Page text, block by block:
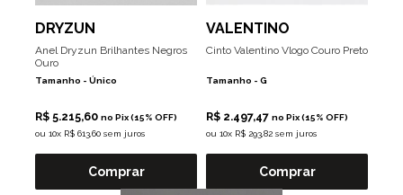
DRYZUN
Anel Dryzun Brilhantes Negros
Ouro
Tamanho - Único
R$ 5.215,60 no Pix (15% OFF)
ou 10x R$ 613,60 sem juros
Comprar
VALENTINO
Cinto Valentino Vlogo Couro Preto
Tamanho - G
R$ 2.497,47 no Pix (15% OFF)
ou 10x R$ 293,82 sem juros
Comprar